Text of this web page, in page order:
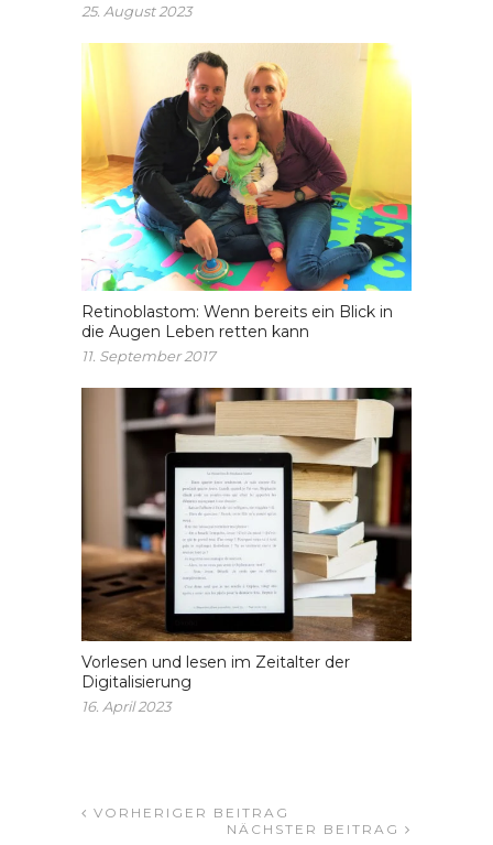
25. August 2023
Retinoblastom: Wenn bereits ein Blick in
die Augen Leben retten kann
11. September 2017
Vorlesen und lesen im Zeitalter der
Digitalisierung
16. April 2023
VORHERIGER BEITRAG
NÄCHSTER BEITRAG